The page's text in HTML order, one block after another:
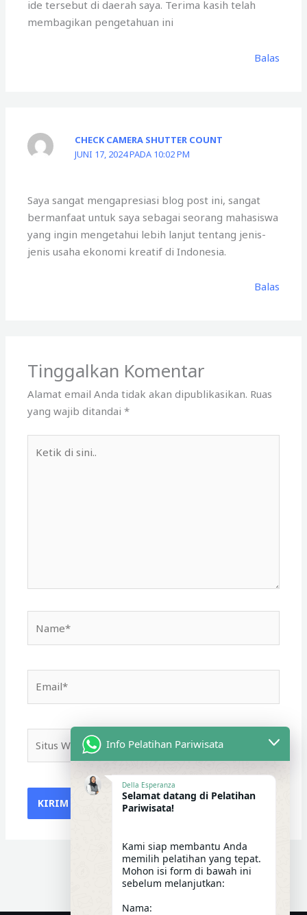
ide tersebut di daerah saya. Terima kasih telah
membagikan pengetahuan ini
Balas
CHECK CAMERA SHUTTER COUNT
JUNI 17, 2024 PADA 10:02 PM
Saya sangat mengapresiasi blog post ini, sangat
bermanfaat untuk saya sebagai seorang mahasiswa
yang ingin mengetahui lebih lanjut tentang jenis-
jenis usaha ekonomi kreatif di Indonesia.
Balas
Tinggalkan Komentar
Alamat email Anda tidak akan dipublikasikan. Ruas
yang wajib ditandai*
Web
Info Pelatihan Pariwisata
Della Esperanza
Selamat datang di Pelatihan
Pariwisata!
Kami siap membantu Anda
memilih pelatihan yang tepat.
Mohon isi form di bawah ini
sebelum melanjutkan:
Nama: